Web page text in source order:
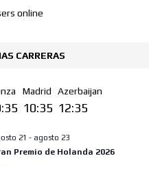
online
CARRERAS
Madrid
10:35
Azerbaijan
12:35
21 - agosto 23
Premio de Holanda 2026